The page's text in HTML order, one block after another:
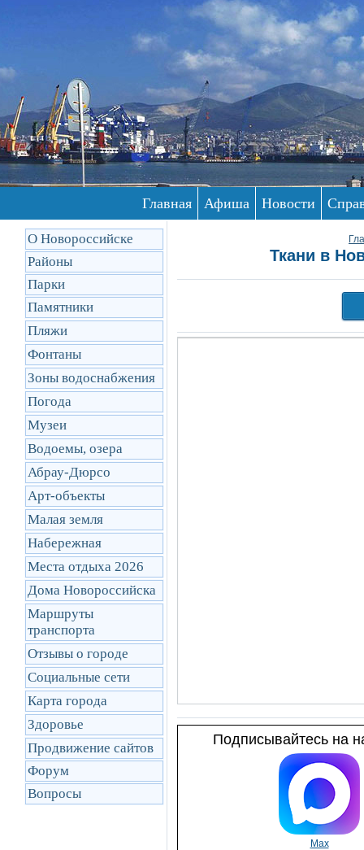
Главная Афиша Новости
О Новороссийске
Районы
Парки
Памятники
Пляжи
Фонтаны
Зоны водоснабжения
Погода
Музеи
Водоемы, озера
Абрау-Дюрсо
Арт-объекты
Малая земля
Набережная
Места отдыха 2026
Дома Новороссийска
Маршруты
транcпорта
Отзывы о городе
Социальные сети
Карта города
Здоровье
Продвижение сайтов
Форум
Вопросы
Ткани в
Подписывайтесь на
Max